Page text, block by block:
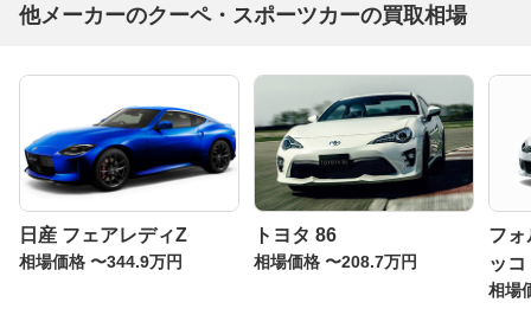
他メーカーのクーペ・スポーツカーの買取相場
日産 フェアレディZ
相場価格 〜344.9万円
トヨタ 86
相場価格 〜208.7万円
フォ
ッコ
相場